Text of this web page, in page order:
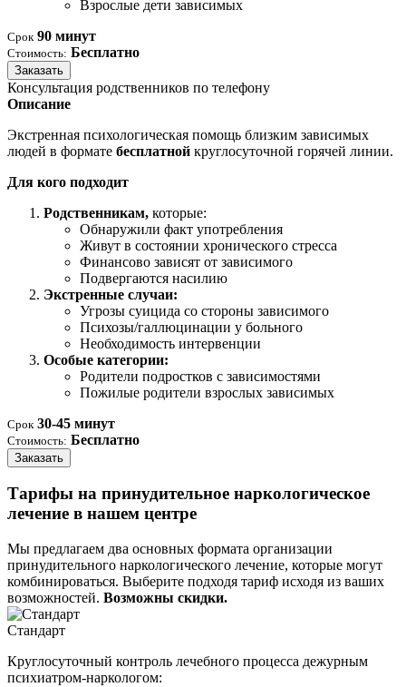
Взрослые дети зависимых
Срок 90 минут
Стоимость: Бесплатно
Заказать
Консультация родственников по телефону
Описание
Экстренная психологическая помощь близким зависимых
людей в формате бесплатной круглосуточной горячей линии.
Для кого подходит
Родственникам, которые:
Обнаружили факт употребления
Живут в состоянии хронического стресса
Финансово зависят от зависимого
Подвергаются насилию
Экстренные случаи:
Угрозы суицида со стороны зависимого
Психозы/галлюцинации у больного
Необходимость интервенции
Особые категории:
Родители подростков с зависимостями
Пожилые родители взрослых зависимых
Срок 30-45 минут
Стоимость: Бесплатно
Заказать
Тарифы на принудительное наркологическое
лечение в нашем центре
Мы предлагаем два основных формата организации
принудительного наркологического лечение, которые могут
комбинироваться. Выберите подходя тариф исходя из ваших
возможностей. Возможны скидки.
Стандарт
Круглосуточный контроль лечебного процесса дежурным
психиатром-наркологом: